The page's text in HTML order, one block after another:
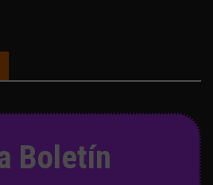
Boletín